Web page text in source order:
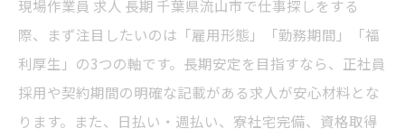
現場作業員 求人 長期 千葉県流山市で仕事探しをする
際、まず注目したいのは「雇用形態」「勤務期間」「福
利厚生」の3つの軸です。長期安定を目指すなら、正社員
採用や契約期間の明確な記載がある求人が安心材料とな
ります。また、日払い・週払い、寮社宅完備、資格取得